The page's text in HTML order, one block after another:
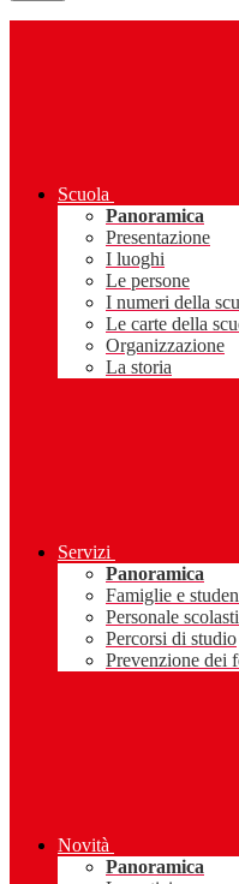
Scuola
Panoramica
Presentazione
I luoghi
Le persone
I numeri della
Le carte della
Organizzazione
La storia
Servizi
Panoramica
Famiglie e
Personale
Percorsi di studio
Prevenzione dei
Novità
Panoramica